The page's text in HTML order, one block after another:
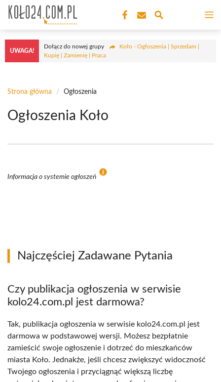
Przejdź
treści
UWAGA!
Dołącz do nowej grupy
Koło - Ogłoszenia | Sprzedam |
Kupię | Zamienię | Praca
Strona główna / Ogłoszenia
Ogłoszenia Koło
Informacja o systemie ogłoszeń
Najczęściej Zadawane Pytania
Czy publikacja ogłoszenia w serwisie
kolo24.com.pl jest darmowa?
Tak, publikacja ogłoszenia w serwisie kolo24.com.pl jest
darmowa w podstawowej wersji. Możesz bezpłatnie
zamieścić swoje ogłoszenie i dotrzeć do mieszkańców
miasta Koło. Jednakże, jeśli chcesz zwiększyć widoczność
Twojego ogłoszenia i przyciągnąć większą liczbę